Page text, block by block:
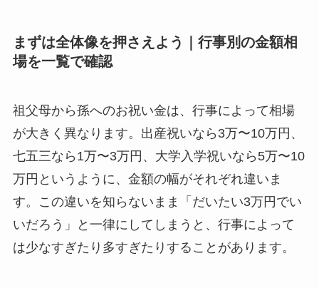
まずは全体像を押さえよう｜行事別の金額相
場を一覧で確認
祖父母から孫へのお祝い金は、行事によって相場
が大きく異なります。出産祝いなら3万〜10万円、
七五三なら1万〜3万円、大学入学祝いなら5万〜10
万円というように、金額の幅がそれぞれ違いま
す。この違いを知らないまま「だいたい3万円でい
いだろう」と一律にしてしまうと、行事によって
は少なすぎたり多すぎたりすることがあります。